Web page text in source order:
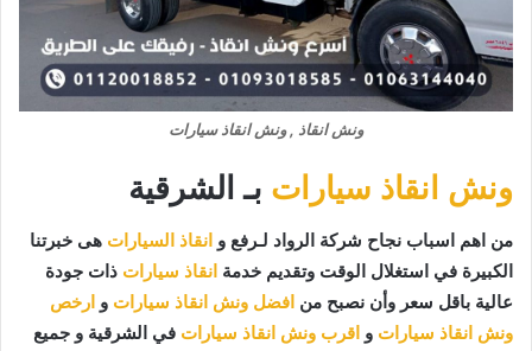
ونش انقاذ , ونش انقاذ سيارات
ونش انقاذ سيارات بـ الشرقية
من اهم اسباب نجاح شركة الرواد لـرفع و انقاذ السيارات هى خبرتنا
الكبيرة في استغلال الوقت وتقديم خدمة انقاذ سيارات ذات جودة
عالية باقل سعر وأن نصبح من افضل ونش انقاذ سيارات و ارخص
ونش انقاذ سيارات و اقرب ونش انقاذ سيارات في الشرقية و جميع